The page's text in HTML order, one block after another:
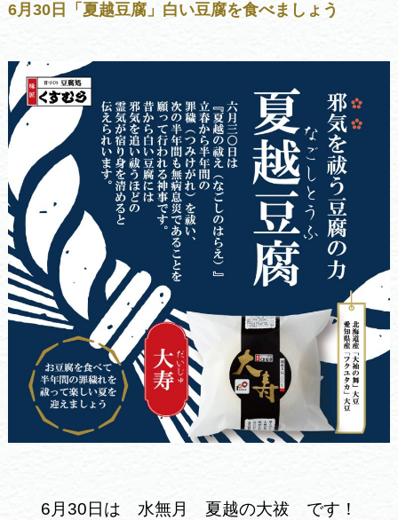
6月30日「夏越豆腐」白い豆腐を食べましょう
6月30日は 水無月 夏越の大祓 です！